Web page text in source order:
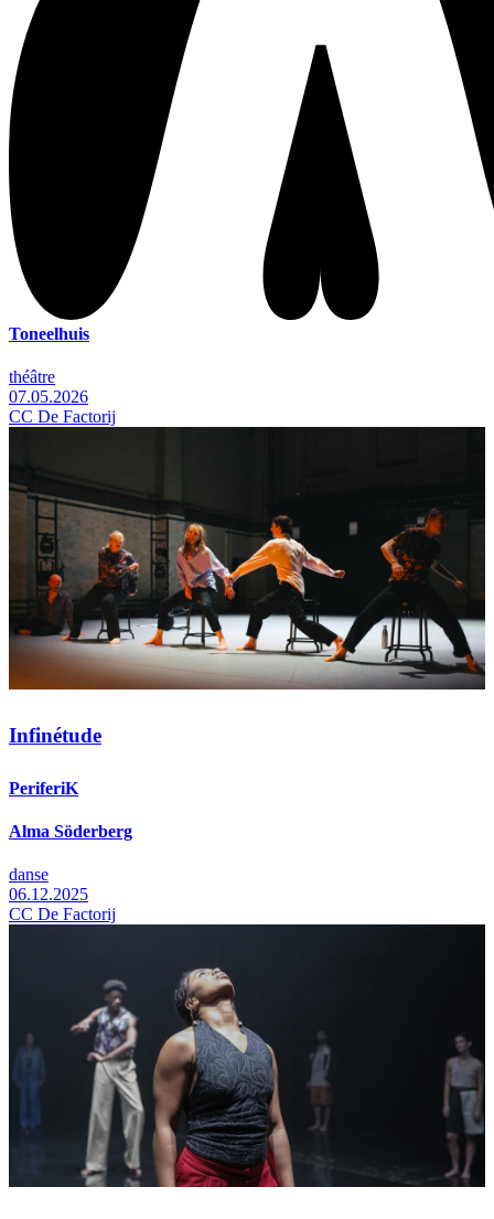
Toneelhuis
théâtre
07.05.2026
CC De Factorij
Infinétude
PeriferiK
Alma Söderberg
danse
06.12.2025
CC De Factorij